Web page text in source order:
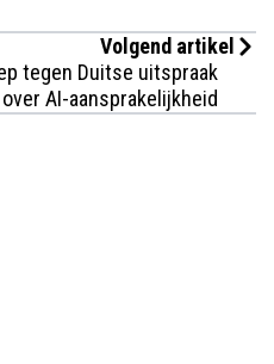
Volgend artikel
tegen Duitse uitspraak
over AI-aansprakelijkheid